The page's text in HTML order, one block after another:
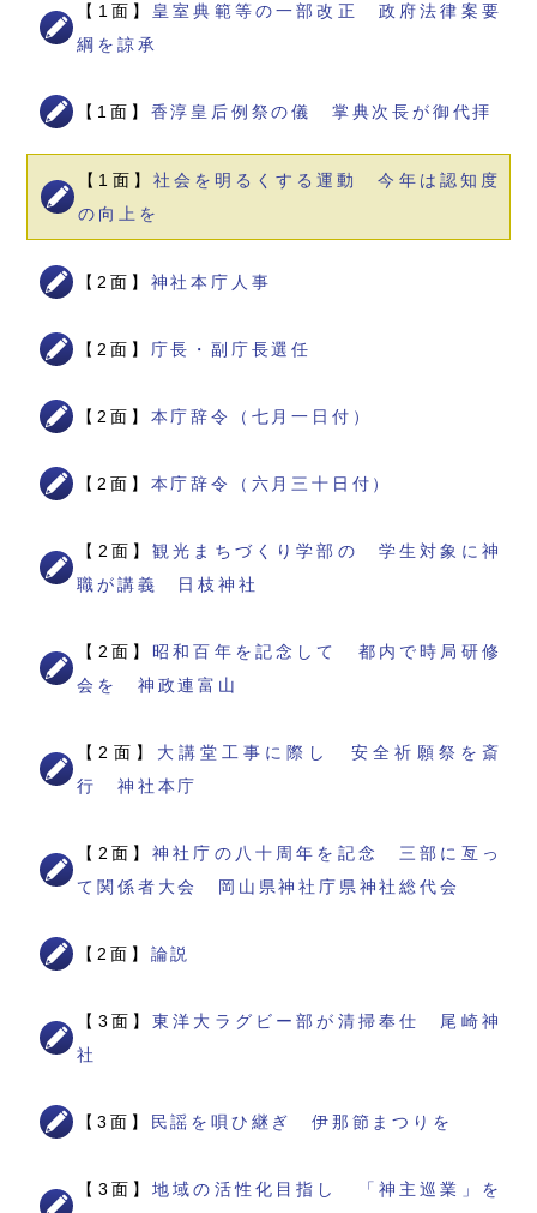
【1面】 皇室典範等の一部改正 政府法律案要
綱を諒承
【1面】 香淳皇后例祭の儀 掌典次長が御代拝
【1面】 社会を明るくする運動 今年は認知度
の向上を
【2面】 神社本庁人事
【2面】 庁長・副庁長選任
【2面】 本庁辞令（七月一日付）
【2面】 本庁辞令（六月三十日付）
【2面】観光まちづくり学部の 学生対象に神
職が講義 日枝神社
【2面】 昭和百年を記念して 都内で時局研修
会を 神政連富山
【2面】 大講堂工事に際し 安全祈願祭を斎
行 神社本庁
【2面】神社庁の八十周年を記念 三部に亙っ
て関係者大会 岡山県神社庁県神社総代会
【2面】 論説
【3面】東洋大ラグビー部が清掃奉仕 尾崎神
社
【3面】 民謡を唄ひ継ぎ 伊那節まつりを
【3面】地域の活性化目指し 「神主巡業」を